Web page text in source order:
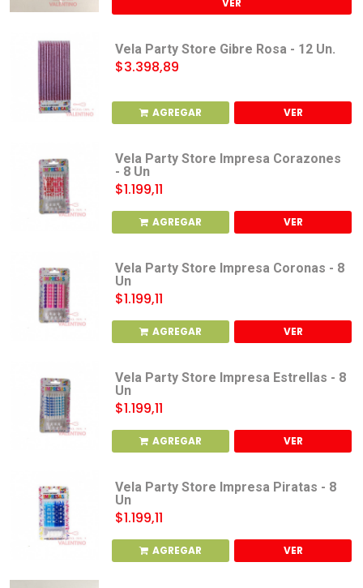
VER
Vela Party Store Gibre Rosa - 12 Un.
$3.398,89
AGREGAR VER
Vela Party Store Impresa Corazones
- 8 Un
$1.199,11
AGREGAR VER
Vela Party Store Impresa Coronas - 8
Un
$1.199,11
AGREGAR VER
Vela Party Store Impresa Estrellas - 8
Un
$1.199,11
AGREGAR VER
Vela Party Store Impresa Piratas - 8
Un
$1.199,11
AGREGAR VER